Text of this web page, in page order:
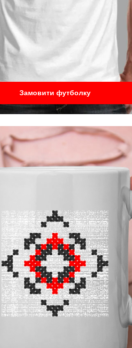
Замовити футболку